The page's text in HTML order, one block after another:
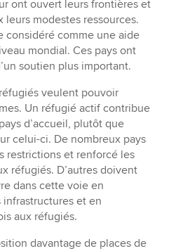
ont ouvert leurs frontières et
leurs modestes ressources.
considéré comme une aide
mondial. Ces pays ont
soutien plus important.
veulent pouvoir
Un réfugié actif contribue
d’accueil, plutôt que
celui-ci. De nombreux pays
restrictions et renforcé les
réfugiés. D’autres doivent
dans cette voie en
infrastructures et en
aux réfugiés.
davantage de places de